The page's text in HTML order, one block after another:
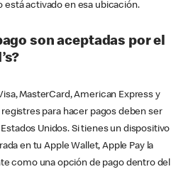
está activado en esa ubicación.
son aceptadas por el
MasterCard, American Express y
para hacer pagos deben ser
Unidos. Si tienes un dispositivo
en tu Apple Wallet, Apple Pay la
como una opción de pago dentro del